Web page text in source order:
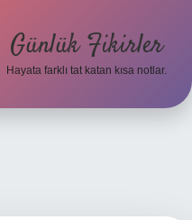
Günlük Fikirler
Hayata farklı tat katan kısa notlar.